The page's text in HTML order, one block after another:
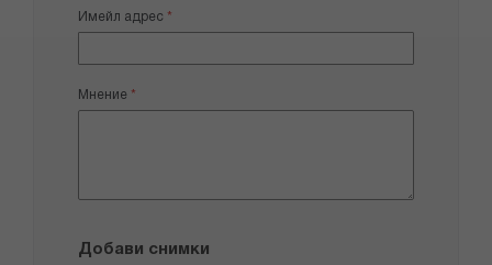
Имейл адрес
Мнение
Добави снимки